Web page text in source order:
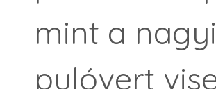
mint a
pulóvert